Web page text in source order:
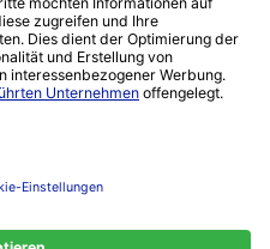
ist eine neutrale und
der European Security
mit Sitz in Frankfurt am Main.
ein gemeinnütziger Verein,